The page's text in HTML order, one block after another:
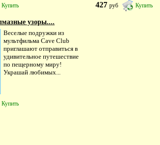
Купить 427 руб Купить
узоры....
Веселые подружки из
мультфильма Cave Club
приглашают отправиться в
удивительное путешествие
по пещерному миру!
Украшай любимых...
Купить